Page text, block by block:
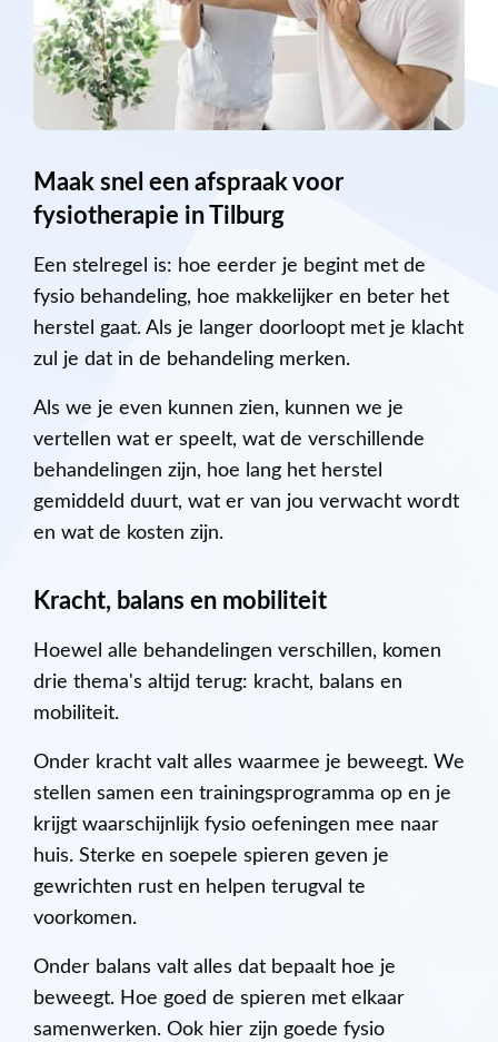
Maak snel een afspraak voor
fysiotherapie in Tilburg
Een stelregel is: hoe eerder je begint met de
fysio behandeling, hoe makkelijker en beter het
herstel gaat. Als je langer doorloopt met je klacht
zul je dat in de behandeling merken.
Als we je even kunnen zien, kunnen we je
vertellen wat er speelt, wat de verschillende
behandelingen zijn, hoe lang het herstel
gemiddeld duurt, wat er van jou verwacht wordt
en wat de kosten zijn.
Kracht, balans en mobiliteit
Hoewel alle behandelingen verschillen, komen
drie thema's altijd terug: kracht, balans en
mobiliteit.
Onder kracht valt alles waarmee je beweegt. We
stellen samen een trainingsprogramma op en je
krijgt waarschijnlijk fysio oefeningen mee naar
huis. Sterke en soepele spieren geven je
gewrichten rust en helpen terugval te
voorkomen.
Onder balans valt alles dat bepaalt hoe je
beweegt. Hoe goed de spieren met elkaar
samenwerken. Ook hier zijn goede fysio